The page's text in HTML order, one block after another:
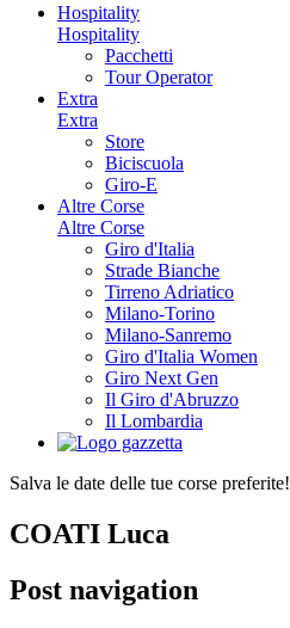
Hospitality
Hospitality
Pacchetti
Tour Operator
Extra
Extra
Store
Biciscuola
Giro-E
Altre Corse
Altre Corse
Giro d'Italia
Strade Bianche
Tirreno Adriatico
Milano-Torino
Milano-Sanremo
Giro d'Italia Women
Giro Next Gen
Il Giro d'Abruzzo
Il Lombardia
Salva le date delle tue corse preferite!
COATI Luca
Post navigation